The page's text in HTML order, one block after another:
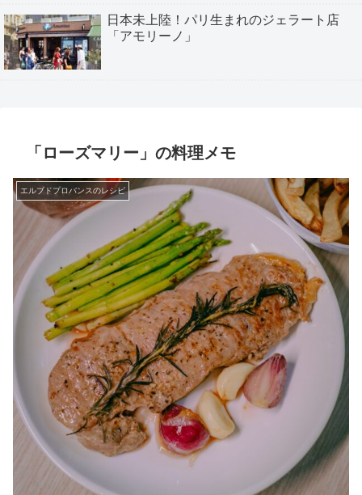
日本未上陸！パリ生まれのジェラート店
「アモリーノ」
「ローズマリー」の料理メモ
エルブドプロバンスのレシピ